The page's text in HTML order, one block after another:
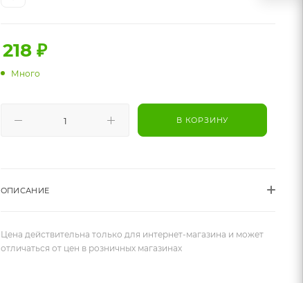
218₽
Много
В КОРЗИНУ
ОПИСАНИЕ
Цена действительна только для интернет-магазина и может
отличаться от цен в розничных магазинах